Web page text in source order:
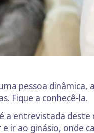
uma pessoa
Fique a conhecê-la.
a entrevistada deste
ir ao ginásio, onde